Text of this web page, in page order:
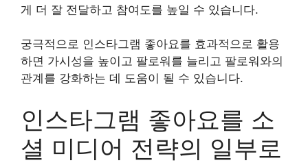
게 더 잘 전달하고 참여도를 높일 수 있습니다.
궁극적으로 인스타그램 좋아요를 효과적으로 활용
하면 가시성을 높이고 팔로워를 늘리고 팔로워와의
관계를 강화하는 데 도움이 될 수 있습니다.
인스타그램 좋아요를 소
셜 미디어 전략의 일부로